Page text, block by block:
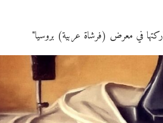
في معرض (فرشاة عربية) بروسيا"